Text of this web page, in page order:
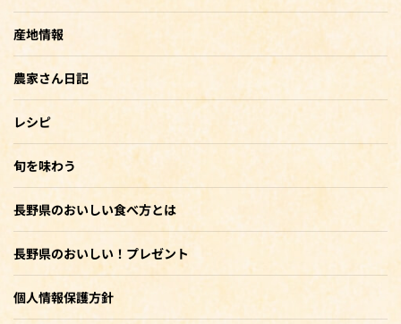
産地情報
農家さん日記
レシピ
旬を味わう
長野県のおいしい食べ方とは
長野県のおいしい！プレゼント
個人情報保護方針